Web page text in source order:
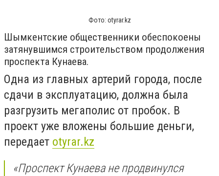
Фото: otyrar.kz
Шымкентские общественники обеспокоены
затянувшимся строительством продолжения
проспекта Кунаева.
Одна из главных артерий города, после
сдачи в эксплуатацию, должна была
разгрузить мегаполис от пробок. В
проект уже вложены большие деньги,
передает otyrar.kz
«Проспект Кунаева не продвинулся